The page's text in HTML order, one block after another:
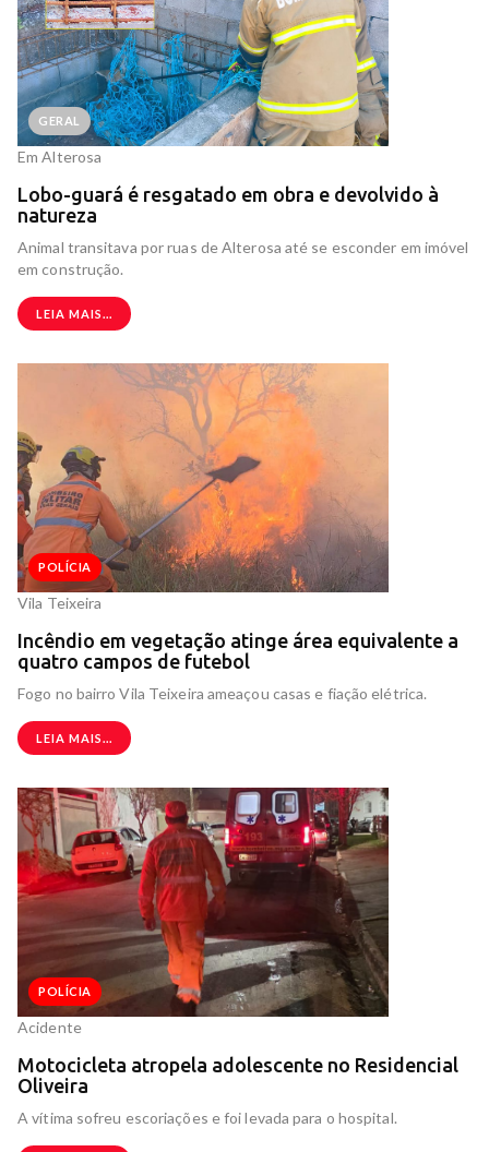
GERAL
Em Alterosa
Lobo-guará é resgatado em obra e devolvido à
natureza
Animal transitava por ruas de Alterosa até se esconder em imóvel
em construção.
LEIA MAIS...
POLÍCIA
Vila Teixeira
Incêndio em vegetação atinge área equivalente a
quatro campos de futebol
Fogo no bairro Vila Teixeira ameaçou casas e fiação elétrica.
LEIA MAIS...
POLÍCIA
Acidente
Motocicleta atropela adolescente no Residencial
Oliveira
A vítima sofreu escoriações e foi levada para o hospital.